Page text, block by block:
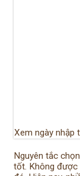
Xem ngày nhập
Nguyên tắc
tốt. Không được